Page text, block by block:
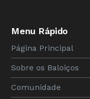
Menu Rápido
Página Principal
Sobre os Baloiços
Comunidade